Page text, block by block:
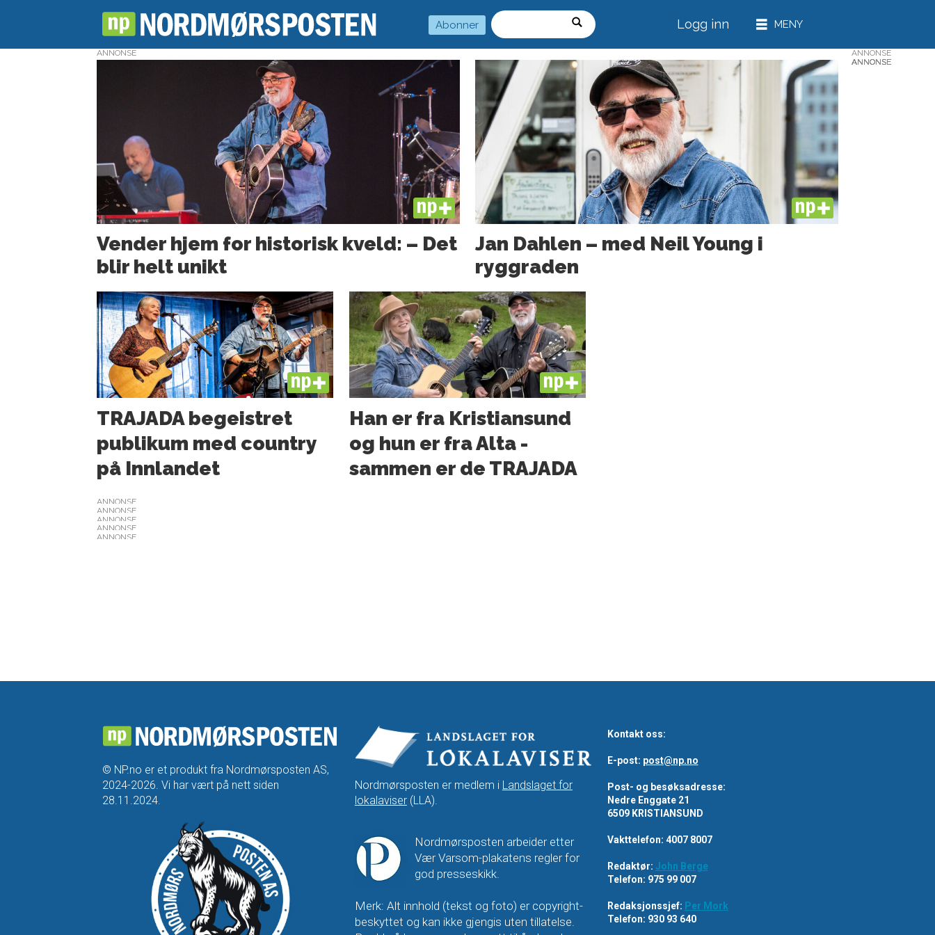
Abonner
Søk
Logg inn
dahlen
ANNONSE
PLUS
Vender hjem for historisk kveld: – Det
blir helt unikt
PLUS
Jan Dahlen – med Neil Young i
ryggraden
PLUS
TRAJADA begeistret
publikum med country
på Innlandet
PLUS
Han er fra Kristiansund
og hun er fra Alta -
sammen er de TRAJADA
ANNONSE
ANNONSE
ANNONSE
ANNONSE
ANNONSE
ANNONSE
ANNONSE
ANNONSE
ANNONSE
ANNONSE
© NP.no er et produkt fra Nordmørsposten AS,
2024-2026. Vi har vært på nett siden
28.11.2024.
Nordmørsposten er medlem i Landslaget for
lokalaviser(LLA).
Nordmørsposten arbeider etter
Vær Varsom-plakatens regler for
god presseskikk.
Merk: Alt innhold (tekst og foto) er copyright-
beskyttet og kan ikke gjengis uten tillatelse.
Kontakt oss:
E-post: post@np.no
Post- og besøksadresse:
Nedre Enggate 21
6509 KRISTIANSUND
Vakttelefon: 4007 8007
Redaktør: John Berge
Telefon: 975 99 007
Redaksjonssjef: Per Mork
Telefon: 930 93 640